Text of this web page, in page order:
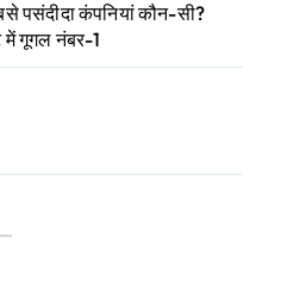
पसंदीदा कंपनियां कौन-सी?
में गूगल नंबर-1